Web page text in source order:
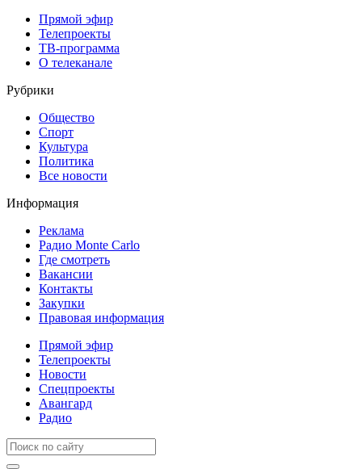
Прямой эфир
Телепроекты
ТВ-программа
О телеканале
Рубрики
Общество
Спорт
Культура
Политика
Все новости
Информация
Реклама
Радио Monte Carlo
Где смотреть
Вакансии
Контакты
Закупки
Правовая информация
Прямой эфир
Телепроекты
Новости
Спецпроекты
Авангард
Радио